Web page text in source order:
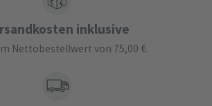
inklusive
Nettobestellwert von 75,00 €.